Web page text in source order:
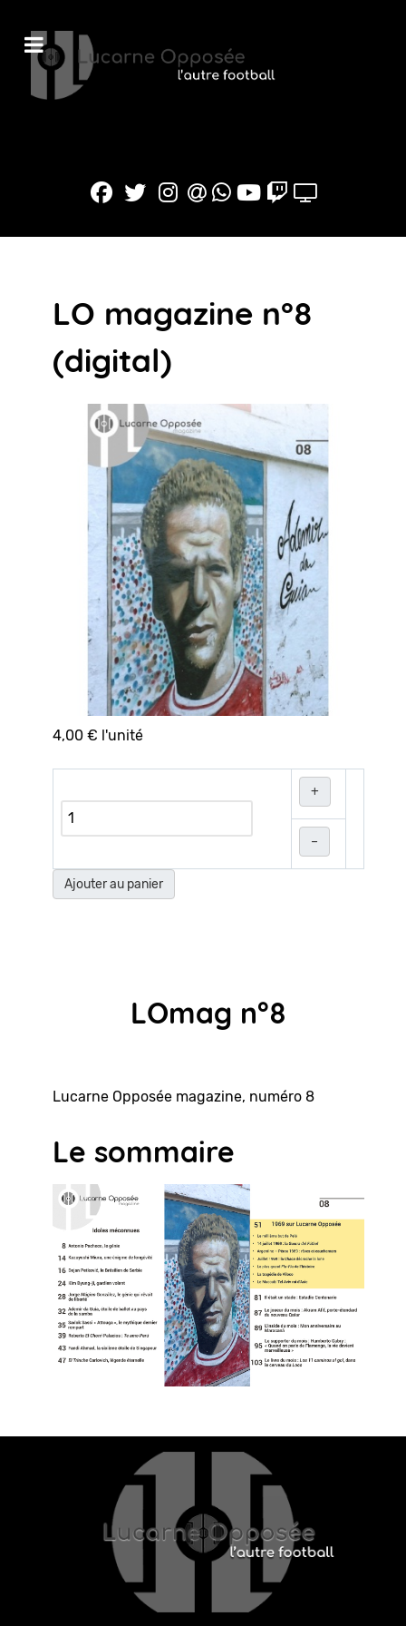
LO magazine n°8
(digital)
4,00 € l'unité
+
–
Ajouter au panier
LOmag n°8
Lucarne Opposée magazine, numéro 8
Le sommaire